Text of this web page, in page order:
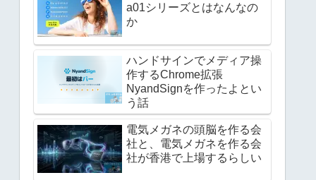
a01シリーズとはなんなの
か
ハンドサインでメディア操
作するChrome拡張
NyandSignを作ったよとい
う話
電気メガネの頭脳を作る会
社と、電気メガネを作る会
社が香港で上場するらしい